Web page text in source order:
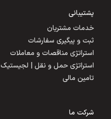
پشتیبانی
خدمات مشتریان
ثبت و پیگیری سفارشات
استراتژی مناقصات و معاملات
استراتژی حمل و نقل | لجیستیک
تامین مالی
شرکت ما